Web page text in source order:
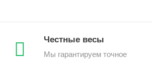
Честные весы
Мы гарантируем точное